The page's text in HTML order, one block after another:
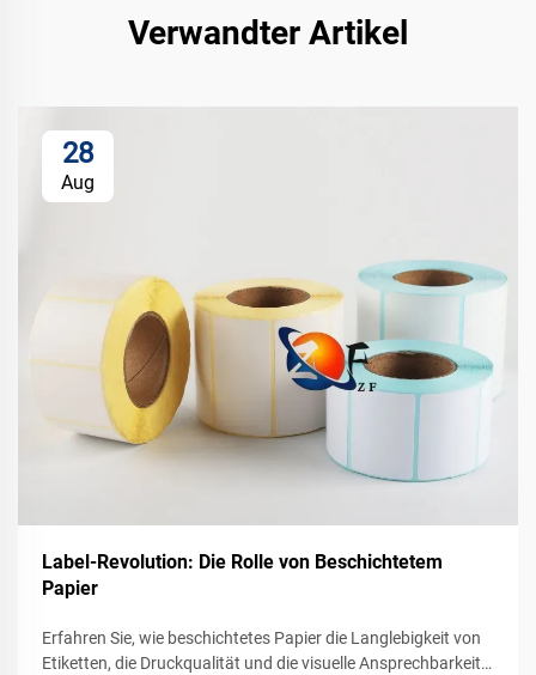
Verwandter Artikel
28
Aug
Label-Revolution: Die Rolle von Beschichtetem
Papier
Erfahren Sie, wie beschichtetes Papier die Langlebigkeit von
Etiketten, die Druckqualität und die visuelle Ansprechbarkeit